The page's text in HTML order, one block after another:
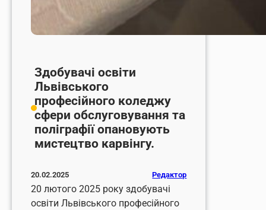
Здобувачі освіти
Львівського
професійного коледжу
сфери обслуговування та
поліграфії опановують
мистецтво карвінгу.
20.02.2025 Редактор
20 лютого 2025 року здобувачі
освіти Львівського професійного